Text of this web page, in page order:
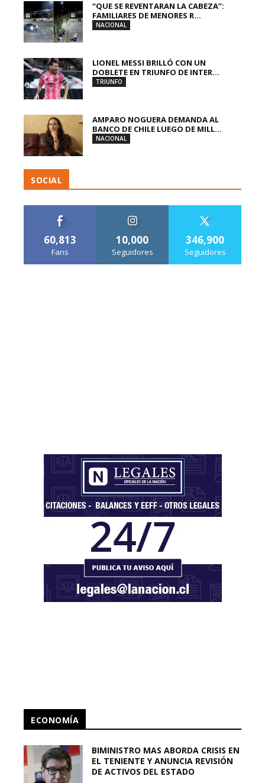
“QUE SE REVENTARAN LA CABEZA”:
FAMILIARES DE MENORES R...
NACIONAL
LIONEL MESSI BRILLÓ CON UN
DOBLETE EN TRIUNFO DE INTER...
TRIUNFO
AMPARO NOGUERA DEMANDA AL
BANCO DE CHILE LUEGO DE MILL...
NACIONAL
SOCIAL
60,813
Fans
10,000
Seguidores
346,900
Seguidores
ECONOMÍA
BIMINISTRO MAS ABORDA CRISIS EN
EL TENIENTE Y ANUNCIA REVISIÓN
DE ACTIVOS DEL ESTADO